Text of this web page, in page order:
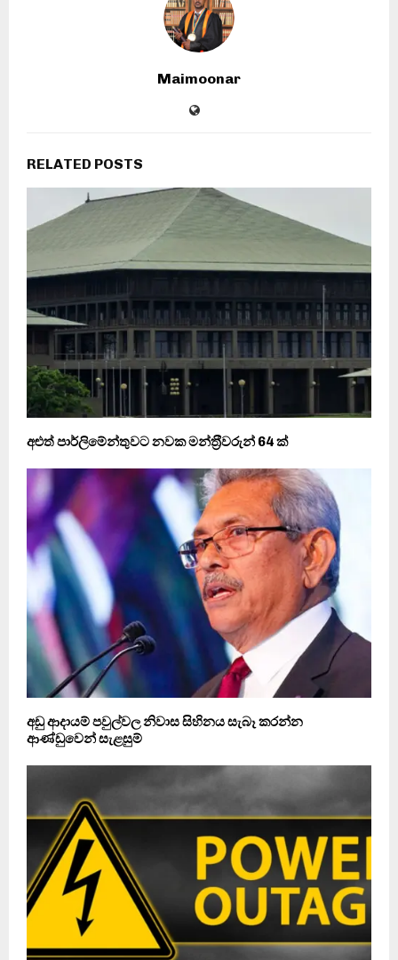
Maimoonar
RELATED POSTS
අළුත් පාර්ලිමේන්තුවට නවක මන්ත‍්‍රීවරුන් 64 ක්
අඩු ආදායම් පවුල්වල නිවාස සිහිනය සැබෑ කරන්න
ආණ්ඩුවෙන් සැළසුම්